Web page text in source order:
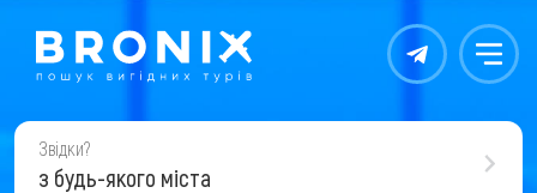
Контакты Меню
Звідки?
з будь-якого міста